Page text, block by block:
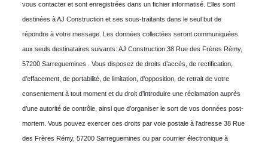
vous contacter et sont enregistrées dans un fichier informatisé. Elles sont
destinées à AJ Construction et ses sous-traitants dans le seul but de
répondre à votre message. Les données collectées seront communiquées
aux seuls destinataires suivants: AJ Construction 38 Rue des Frères Rémy,
57200 Sarreguemines . Vous disposez de droits d’accès, de rectification,
d’effacement, de portabilité, de limitation, d’opposition, de retrait de votre
consentement à tout moment et du droit d’introduire une réclamation auprès
d’une autorité de contrôle, ainsi que d’organiser le sort de vos données post-
mortem. Vous pouvez exercer ces droits par voie postale à l'adresse 38 Rue
des Frères Rémy, 57200 Sarreguemines ou par courrier électronique à